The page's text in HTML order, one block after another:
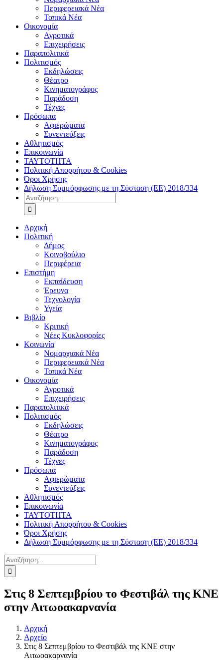
Περιφερειακά Νέα
Τοπικά Νέα
Οικονομία
Αγροτικά
Επιχειρήσεις
Παραπολιτικά
Πολιτισμός
Εκδηλώσεις
Θέατρο
Κινηματογράφος
Παράδοση
Τέχνες
Πρόσωπα
Αφιερώματα
Συνεντεύξεις
Αθλητισμός
Επικοινωνία
ΤΑΥΤΟΤΗΤΑ
Πολιτική Απορρήτου & Cookies
Όροι Χρήσης
Δήλωση Συμμόρφωσης με τη Σύσταση (ΕΕ) 2018/334
Αναζήτηση
για:
Αρχική
Πολιτική
Δήμος
Κοινοβούλιο
Περιφέρεια
Επιστήμη
Εκπαίδευση
Έρευνα
Τεχνολογία
Υγεία
Βιβλίο
Κριτική
Νέες Κυκλοφορίες
Κοινωνία
Νομαρχιακά Νέα
Περιφερειακά Νέα
Τοπικά Νέα
Οικονομία
Αγροτικά
Επιχειρήσεις
Παραπολιτικά
Πολιτισμός
Εκδηλώσεις
Θέατρο
Κινηματογράφος
Παράδοση
Τέχνες
Πρόσωπα
Αφιερώματα
Συνεντεύξεις
Αθλητισμός
Επικοινωνία
ΤΑΥΤΟΤΗΤΑ
Πολιτική Απορρήτου & Cookies
Όροι Χρήσης
Δήλωση Συμμόρφωσης με τη Σύσταση (ΕΕ) 2018/334
Αναζήτηση
για:
Στις 8 Σεπτεμβρίου το Φεστιβάλ της ΚΝΕ
στην Αιτωοακαρνανία
Αρχική
Αρχείο
Στις 8 Σεπτεμβρίου το Φεστιβάλ της ΚΝΕ στην
Αιτωοακαρνανία